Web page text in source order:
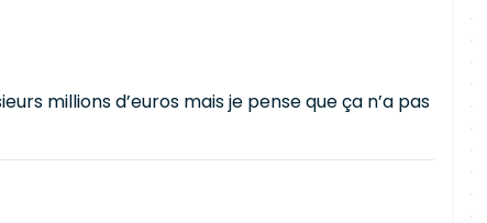
millions d’euros mais je pense que ça n’a pas